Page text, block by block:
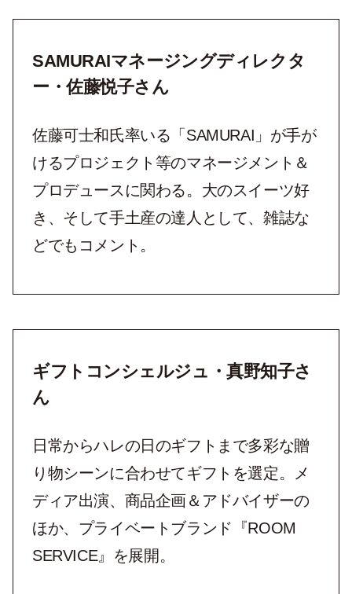
SAMURAIマネージングディレクタ
ー・佐藤悦子さん
佐藤可士和氏率いる「SAMURAI」が手が
けるプロジェクト等のマネージメント＆
プロデュースに関わる。大のスイーツ好
き、そして手土産の達人として、雑誌な
どでもコメント。
ギフトコンシェルジュ・真野知子さ
ん
日常からハレの日のギフトまで多彩な贈
り物シーンに合わせてギフトを選定。メ
ディア出演、商品企画＆アドバイザーの
ほか、プライベートブランド『ROOM
SERVICE』を展開。